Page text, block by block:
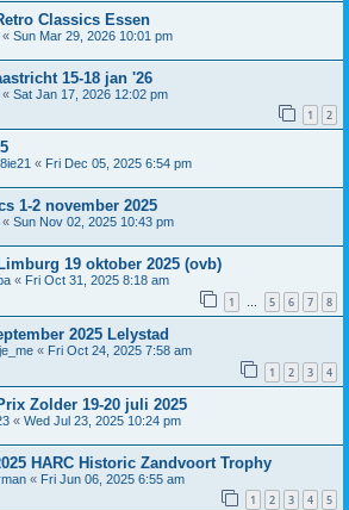
Classics Essen
« Sun Mar 29, 2026 10:01 pm
15-18 jan '26
« Sat Jan 17, 2026 12:02 pm
1 2
« Fri Dec 05, 2025 6:54 pm
1-2 november 2025
« Sun Nov 02, 2025 10:43 pm
19 oktober 2025 (ovb)
« Fri Oct 31, 2025 8:18 am
1 … 5 6 7 8
2025 Lelystad
« Fri Oct 24, 2025 7:58 am
1 2 3 4
Zolder 19-20 juli 2025
« Wed Jul 23, 2025 10:24 pm
HARC Historic Zandvoort Trophy
« Fri Jun 06, 2025 6:55 am
1 2 3 4 5